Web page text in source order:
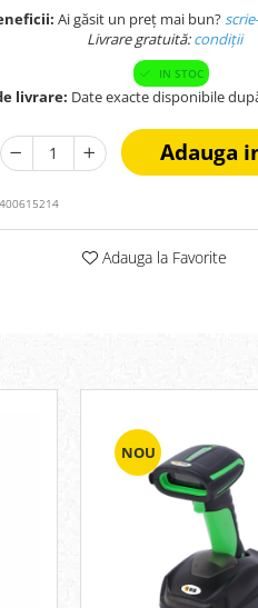
Ai găsit un preț mai bun?
Livrare gratuită:condiții
IN STOC
livrare: Date exacte disponibile
Adauga
Adauga la Favorite
NOU